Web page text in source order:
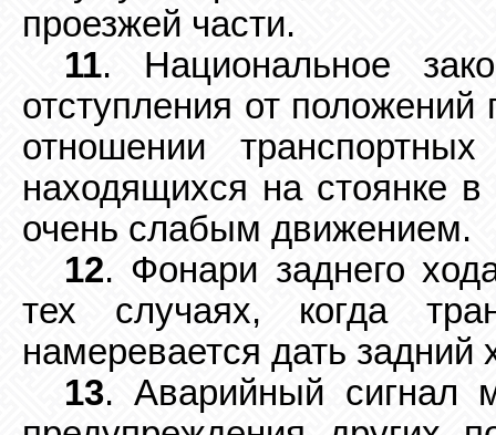
проезжей части.
11. Национальное
отступления от
отношении
находящихся на стоянке
очень слабым движением.
12. Фонари заднего
тех случаях, когда
намеревается дать задний
13. Аварийный сигнал